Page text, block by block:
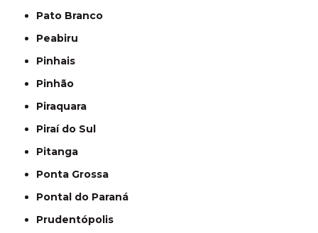
Pato Branco
Peabiru
Pinhais
Pinhão
Piraquara
Piraí do Sul
Pitanga
Ponta Grossa
Pontal do Paraná
Prudentópolis